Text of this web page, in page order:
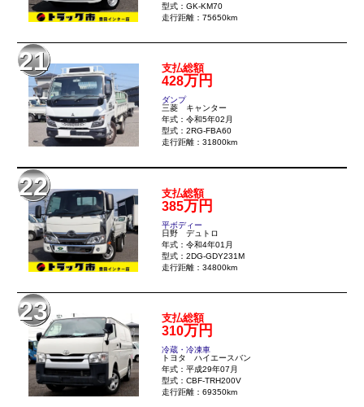
型式：GK-KM70
走行距離：75650km
21 支払総額
428万円
ダンプ
三菱 キャンター
年式：令和5年02月
型式：2RG-FBA60
走行距離：31800km
22 支払総額
385万円
平ボディー
日野 デュトロ
年式：令和4年01月
型式：2DG-GDY231M
走行距離：34800km
23 支払総額
310万円
冷蔵・冷凍車
トヨタ ハイエースバン
年式：平成29年07月
型式：CBF-TRH200V
走行距離：69350km